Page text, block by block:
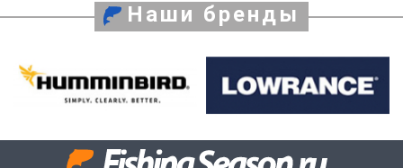
Наши бренды